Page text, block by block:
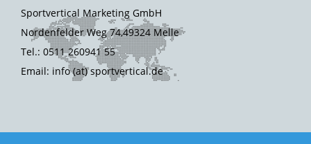
Sportvertical Marketing GmbH
Nordenfelder Weg 74,49324 Melle
Tel.: 0511 260941 55
Email: info (at) sportvertical.de